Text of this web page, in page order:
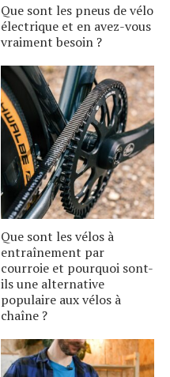
Que sont les pneus de vélo
électrique et en avez-vous
vraiment besoin ?
Que sont les vélos à
entraînement par
courroie et pourquoi sont-
ils une alternative
populaire aux vélos à
chaîne ?